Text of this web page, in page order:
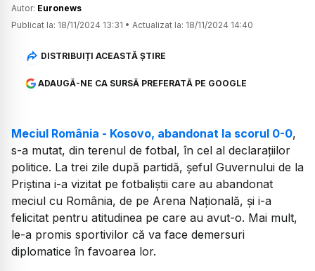
Autor: Euronews
Publicat la: 18/11/2024 13:31 • Actualizat la: 18/11/2024 14:40
DISTRIBUIȚI ACEASTĂ ȘTIRE
ADAUGĂ-NE CA SURSĂ PREFERATĂ PE GOOGLE
Meciul România - Kosovo, abandonat la scorul 0-0,
s-a mutat, din terenul de fotbal, în cel al declarațiilor
politice. La trei zile după partidă, șeful Guvernului de la
Priștina i-a vizitat pe fotbaliștii care au abandonat
meciul cu România, de pe Arena Națională, și i-a
felicitat pentru atitudinea pe care au avut-o. Mai mult,
le-a promis sportivilor că va face demersuri
diplomatice în favoarea lor.